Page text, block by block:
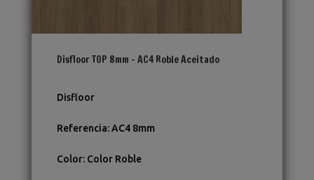
Disfloor TOP 8mm – AC4 Roble Aceitado
Disfloor
Referencia:AC4 8mm
Color: Color Roble